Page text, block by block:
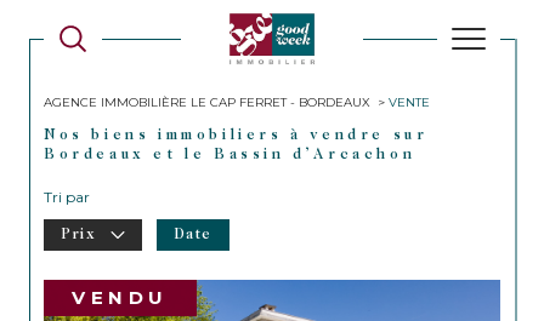
AGENCE IMMOBILIÈRE LE CAP FERRET - BORDEAUX VENTE
Nos biens immobiliers à vendre sur
Bordeaux et le Bassin d’Arcachon
Tri par
Prix Date
VENDU